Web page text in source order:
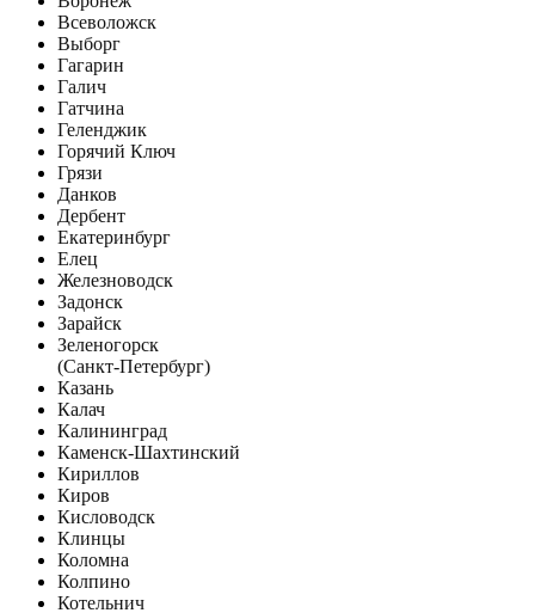
Всеволожск
Выборг
Гагарин
Галич
Гатчина
Геленджик
Горячий Ключ
Грязи
Данков
Дербент
Екатеринбург
Елец
Железноводск
Задонск
Зарайск
Зеленогорск
(Санкт-Петербург)
Казань
Калач
Калининград
Каменск-Шахтинский
Кириллов
Киров
Кисловодск
Клинцы
Коломна
Колпино
Котельнич